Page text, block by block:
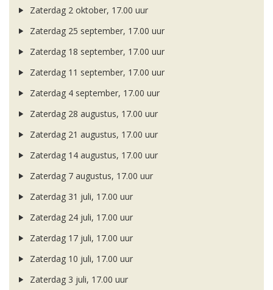
Zaterdag 2 oktober, 17.00 uur
Zaterdag 25 september, 17.00 uur
Zaterdag 18 september, 17.00 uur
Zaterdag 11 september, 17.00 uur
Zaterdag 4 september, 17.00 uur
Zaterdag 28 augustus, 17.00 uur
Zaterdag 21 augustus, 17.00 uur
Zaterdag 14 augustus, 17.00 uur
Zaterdag 7 augustus, 17.00 uur
Zaterdag 31 juli, 17.00 uur
Zaterdag 24 juli, 17.00 uur
Zaterdag 17 juli, 17.00 uur
Zaterdag 10 juli, 17.00 uur
Zaterdag 3 juli, 17.00 uur